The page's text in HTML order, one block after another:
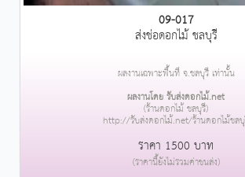
09-017
ส่งช่อดอกไม้ ชลบุรี
ผลงานเฉพาะพื้นที่ จ.ชลบุรี เท่านั้น
ผลงานโดย รับส่งดอกไม้.net
(ร้านดอกไม้ ชลบุรี)
http://รับส่งดอกไม้.net/ร้านดอกไม้ชล
ราคา 1500 บาท
(ราคานี้ยังไม่รวมค่าขนส่ง)